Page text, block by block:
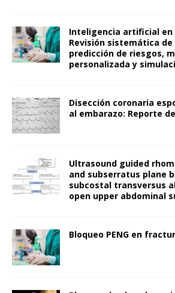
Inteligencia artificial en
Revisión sistemática
predicción de riesgos,
personalizada y
Disección coronaria
al embarazo: Reporte
Ultrasound guided
and subserratus plane
subcostal transversus
open upper abdominal
Bloqueo PENG en